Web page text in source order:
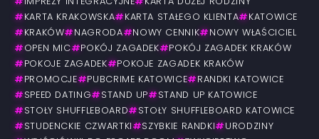
# KARTA KRAKOWSKA# KARTA STAŁEGO KLIENTA# KATOWICE
# KRAKÓW# NAGRODA# NOWY CENNIK# NOWY WŁAŚCICIEL
# OPEN MIC# POKÓJ ZAGADEK# POKÓJ ZAGADEK KRAKÓW
# POKOJE ZAGADEK# POKOJE ZAGADEK KRAKÓW
# PROMOCJE# PUBCRIME KATOWICE# RANDKI KATOWICE
# SPEED DATING# STAND UP# STAND UP KATOWICE
# STOŁY SHUFFLEBOARD# STOŁY SHUFFLEBOARD KATOWICE
# STUDENCKIE CZWARTKI #SZYBKIE RANDKI # URODZINY